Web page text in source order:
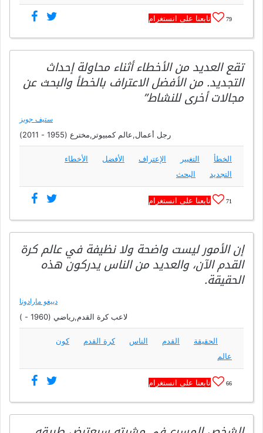
79 تابعنا على انستغرام
تقع العديد من الأخطاء أثناء محاولة إحداث
التجديد. من الأفضل الاعتراف بالخطأ والبحث عن
مجالات أخرى للنشاط”
ستيف جوبز
رجل أعمال,عالم كمبيوتر,مخترع (1955 - 2011)
الخطأ التغيير الإعتراف الأفضل
الأخطاء
التجديد
البحث
71 تابعنا على انستغرام
إن الأمور ليست واضحة ولا نظيفة في عالم كرة
القدم الآن، والعديد من الناس يدركون هذه
الحقيقة.
دييغو مارادونا
لاعب كرة القدم,رياضي (1960 - )
الحقيقة القدم الناس كرة القدم
كون
عالم
66 تابعنا على انستغرام